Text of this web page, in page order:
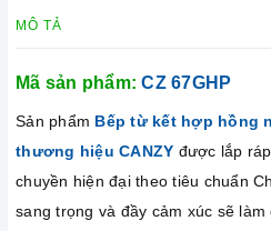
MÔ TẢ
Mã sản phẩm:CZ 67GHP
Sản phẩm Bếp từ kết hợp hồng
thương hiệu CANZY được lắp
chuyền hiện đại theo tiêu chuẩn
sang trọng và đầy cảm xúc sẽ